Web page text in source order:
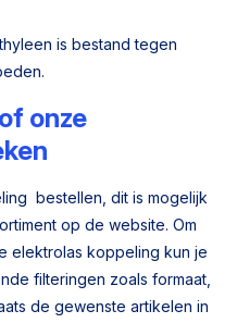
is bestand tegen
onze
bestellen, dit is mogelijk
op de website. Om
elektrolas koppeling kun je
filteringen zoals formaat,
de gewenste artikelen in